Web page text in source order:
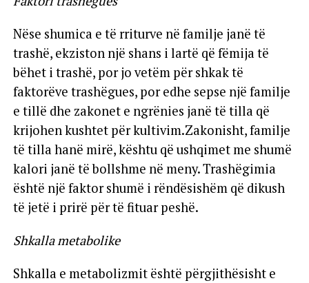
Nëse shumica e të rriturve në familje janë të
trashë, ekziston një shans i lartë që fëmija të
bëhet i trashë, por jo vetëm për shkak të
faktorëve trashëgues, por edhe sepse një familje
e tillë dhe zakonet e ngrënies janë të tilla që
krijohen kushtet për kultivim.Zakonisht, familje
të tilla hanë mirë, kështu që ushqimet me shumë
kalori janë të bollshme në meny. Trashëgimia
është një faktor shumë i rëndësishëm që dikush
të jetë i prirë për të fituar peshë.
Shkalla metabolike
Shkalla e metabolizmit është përgjithësisht e